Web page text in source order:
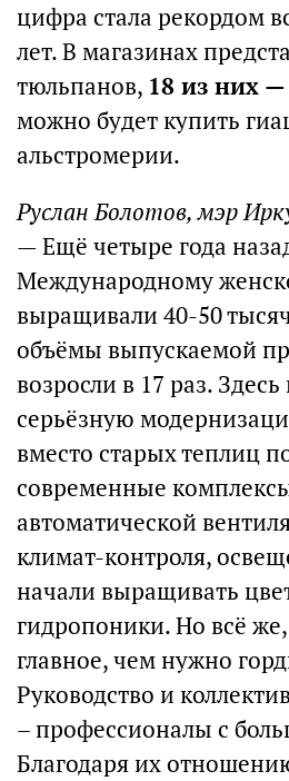
цифра стала рекордом
лет. В магазинах
тюльпанов, 18 из них
можно будет купить
альстромерии.
Руслан Болотов, мэр
— Ещё четыре года
Международному
выращивали 40-50
объёмы выпускаемой
возросли в 17 раз.
серьёзную
вместо старых теплиц
современные
автоматической
климат-контроля,
начали выращивать
гидропоники. Но всё
главное, чем нужно
Руководство и
– профессионалы с
Благодаря их